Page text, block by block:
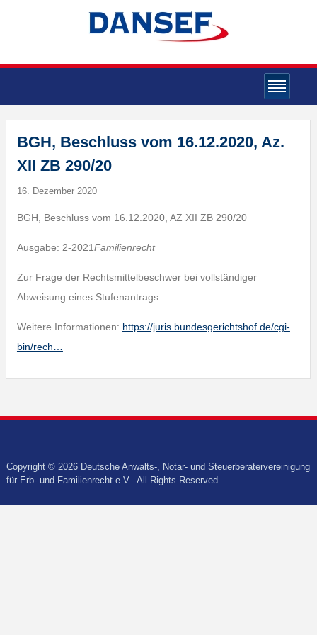
BGH, Beschluss vom 16.12.2020, Az.
XII ZB 290/20
16. Dezember 2020
BGH, Beschluss vom 16.12.2020, AZ XII ZB 290/20
Ausgabe: 2-2021Familienrecht
Zur Frage der Rechtsmittelbeschwer bei vollständiger
Abweisung eines Stufenantrags.
Weitere Informationen: https://juris.bundesgerichtshof.de/cgi-
bin/rech…
Copyright © 2026 Deutsche Anwalts-, Notar- und Steuerberatervereinigung
für Erb- und Familienrecht e.V.. All Rights Reserved